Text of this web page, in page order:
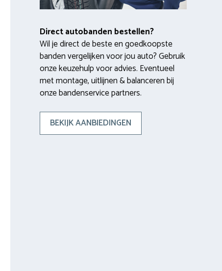
Direct autobanden bestellen?
Wil je direct de beste en goedkoopste
banden vergelijken voor jou auto? Gebruik
onze keuzehulp voor advies. Eventueel
met montage, uitlijnen & balanceren bij
onze bandenservice partners.
BEKIJK AANBIEDINGEN